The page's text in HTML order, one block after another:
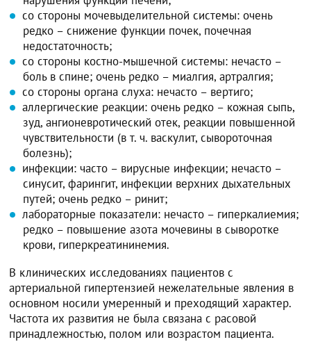
со стороны мочевыделительной системы: очень
редко – снижение функции почек, почечная
недостаточность;
со стороны костно-мышечной системы: нечасто –
боль в спине; очень редко – миалгия, артралгия;
со стороны органа слуха: нечасто – вертиго;
аллергические реакции: очень редко – кожная сыпь,
зуд, ангионевротический отек, реакции повышенной
чувствительности (в т. ч. васкулит, сывороточная
болезнь);
инфекции: часто – вирусные инфекции; нечасто –
синусит, фарингит, инфекции верхних дыхательных
путей; очень редко – ринит;
лабораторные показатели: нечасто – гиперкалиемия;
редко – повышение азота мочевины в сыворотке
крови, гиперкреатининемия.
В клинических исследованиях пациентов с
артериальной гипертензией нежелательные явления в
основном носили умеренный и преходящий характер.
Частота их развития не была связана с расовой
принадлежностью, полом или возрастом пациента.